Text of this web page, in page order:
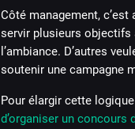
Côté management,
servir plusieurs objectifs
l’ambiance. D’autres
soutenir une campagne
Pour élargir cette
d’organiser un